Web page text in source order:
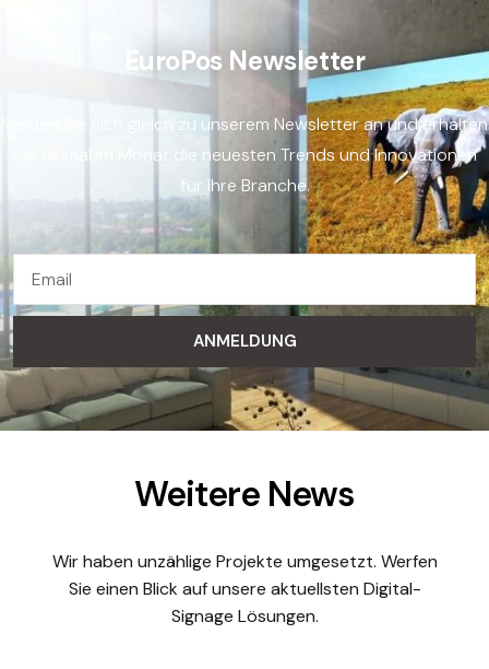
EuroPos Newsletter
Melden Sie sich gleich zu unserem Newsletter an und erhalten
Sie einmal im Monat die neuesten Trends und Innovationen
für Ihre Branche.
ANMELDUNG
Weitere News
Wir haben unzählige Projekte umgesetzt. Werfen
Sie einen Blick auf unsere aktuellsten Digital-
Signage Lösungen.